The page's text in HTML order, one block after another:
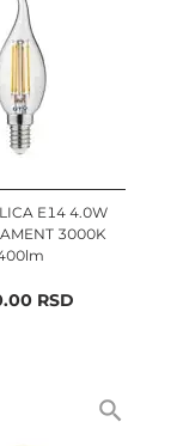
E14 4.0W
3000K
RSD